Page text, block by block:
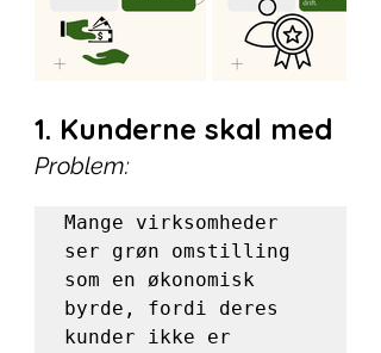
1. Kunderne skal med
Problem:
Mange virksomheder
ser grøn omstilling
som en økonomisk
byrde, fordi deres
kunder ikke er